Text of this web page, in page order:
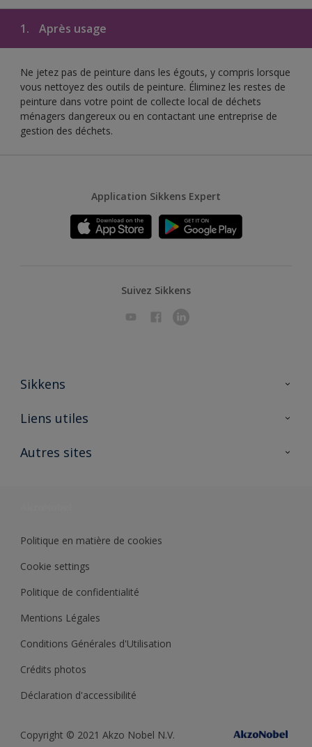
1. Après usage
Ne jetez pas de peinture dans les égouts, y compris lorsque
vous nettoyez des outils de peinture. Éliminez les restes de
peinture dans votre point de collecte local de déchets
ménagers dangereux ou en contactant une entreprise de
gestion des déchets.
Application Sikkens Expert
Suivez Sikkens
Sikkens
A propos de Sikkens
Liens utiles
Ouvrir un magasin PASS
Autres sites
Politique en matière de cookies
Cookie settings
Politique de confidentialité
Mentions Légales
Conditions Générales d'Utilisation
Crédits photos
Déclaration d'accessibilité
Copyright © 2021 Akzo Nobel N.V.